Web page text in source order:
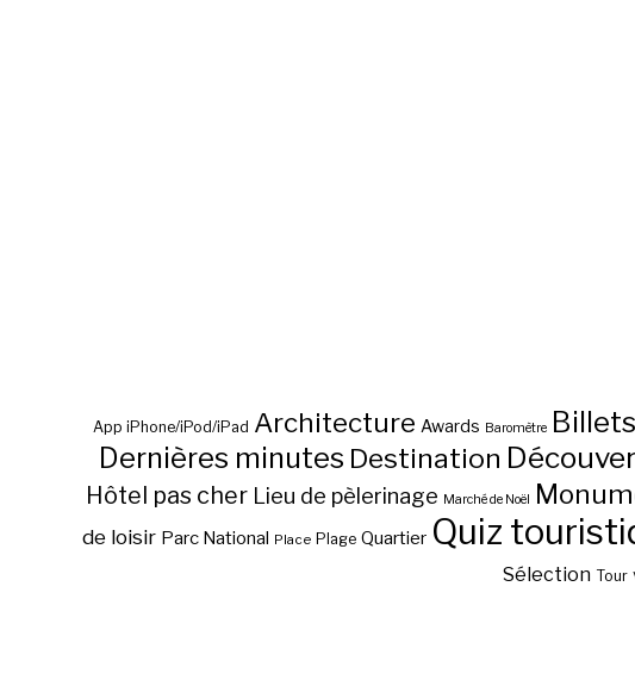
App iPhone/iPod/iPad Architecture Awards Baromètre
Dernières minutes Destination
Hôtel pas cher Lieu de pèlerinage Marché de Noël
de loisir Parc National Place Plage Quartier Quiz
Sélection Tour